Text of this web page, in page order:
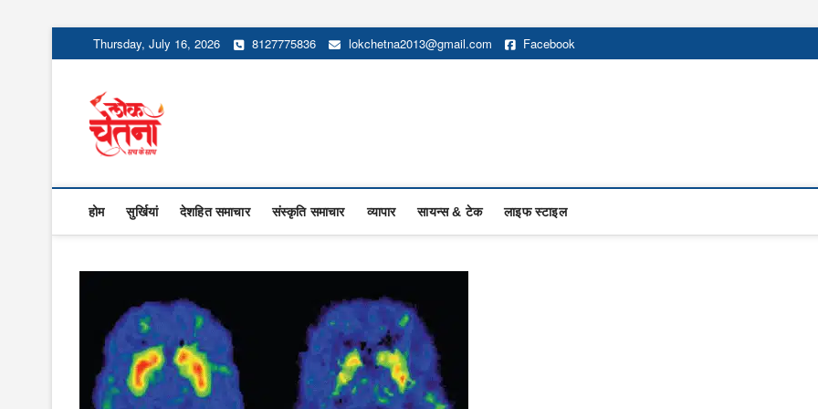
to
Thursday, July 16, 2026 8127775836 lokchetna2013@gmail.com Facebook
होम सुर्खियां देशहित समाचार संस्कृति समाचार व्यापार सायन्स & टेक लाइफ स्टाइल